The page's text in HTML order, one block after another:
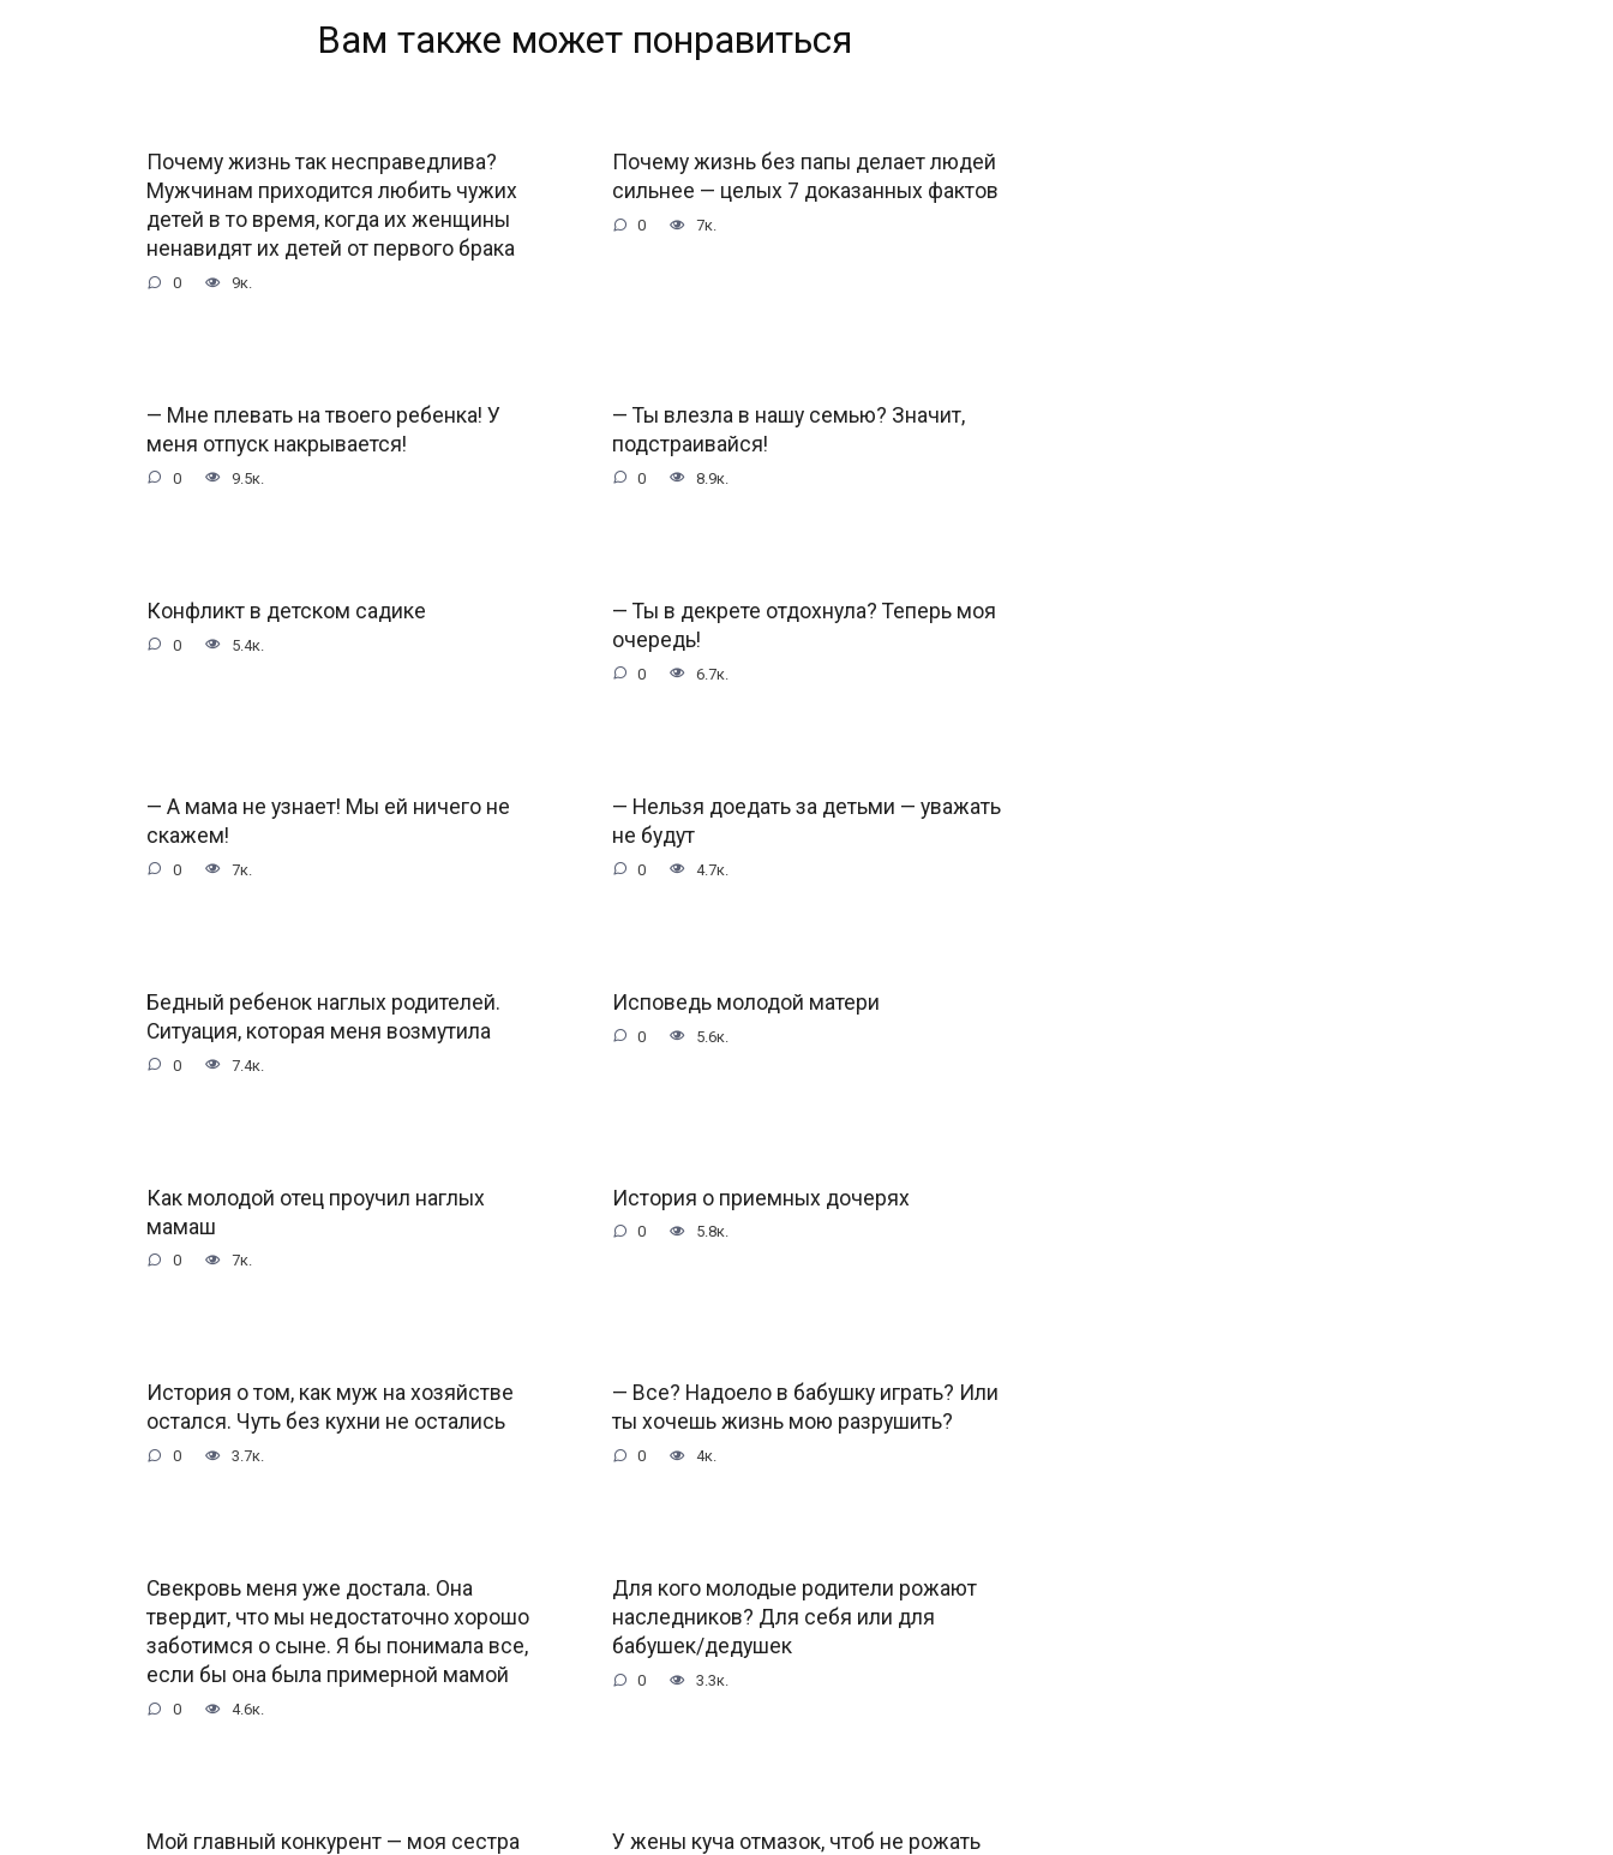
Вам также может понравиться
Почему жизнь так несправедлива?
Мужчинам приходится любить чужих
детей в то время, когда их женщины
ненавидят их детей от первого брака
0 9к.
Почему жизнь без папы делает людей
сильнее — целых 7 доказанных фактов
0 7к.
— Мне плевать на твоего ребенка! У
меня отпуск накрывается!
0 9.5к.
— Ты влезла в нашу семью? Значит,
подстраивайся!
0 8.9к.
Конфликт в детском садике
0 5.4к.
— Ты в декрете отдохнула? Теперь моя
очередь!
0 6.7к.
— А мама не узнает! Мы ей ничего не
скажем!
0 7к.
— Нельзя доедать за детьми — уважать
не будут
0 4.7к.
Бедный ребенок наглых родителей.
Ситуация, которая меня возмутила
0 7.4к.
Исповедь молодой матери
0 5.6к.
Как молодой отец проучил наглых
мамаш
0 7к.
История о приемных дочерях
0 5.8к.
История о том, как муж на хозяйстве
остался. Чуть без кухни не остались
0 3.7к.
— Все? Надоело в бабушку играть? Или
ты хочешь жизнь мою разрушить?
0 4к.
Свекровь меня уже достала. Она
твердит, что мы недостаточно хорошо
заботимся о сыне. Я бы понимала все,
если бы она была примерной мамой
0 4.6к.
Для кого молодые родители рожают
наследников? Для себя или для
бабушек/дедушек
0 3.3к.
Мой главный конкурент — моя сестра У жены куча отмазок, чтоб не рожать